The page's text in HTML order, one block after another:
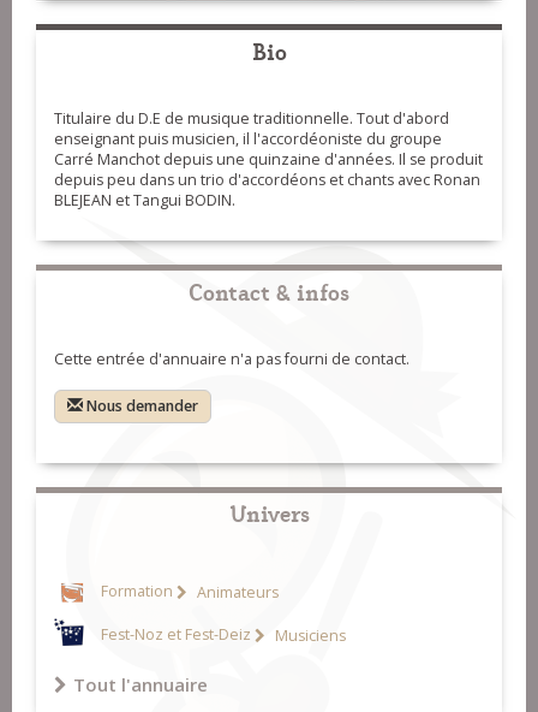
Bio
Titulaire du D.E de musique traditionnelle. Tout d'abord
enseignant puis musicien, il l'accordéoniste du groupe
Carré Manchot depuis une quinzaine d'années. Il se produit
depuis peu dans un trio d'accordéons et chants avec Ronan
BLEJEAN et Tangui BODIN.
Contact & infos
Cette entrée d'annuaire n'a pas fourni de contact.
Nous demander
Univers
Formation Animateurs
Fest-Noz et Fest-Deiz Musiciens
Tout l'annuaire